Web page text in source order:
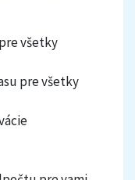
všetky
pre všetky